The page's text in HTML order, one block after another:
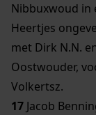
Nibbuxwoud in
Heertjes
met Dirk N.N.
Oostwouder,
Volkertsz.
17 Jacob